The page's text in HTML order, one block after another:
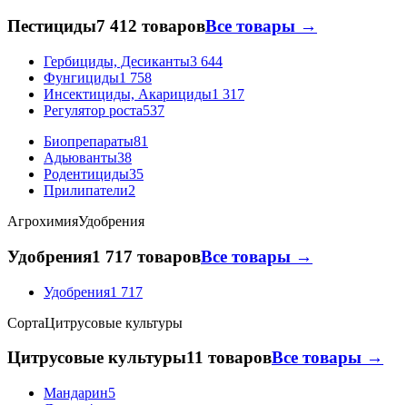
Пестициды7 412 товаровВсе товары →
Гербициды, Десиканты3 644
Фунгициды1 758
Инсектициды, Акарициды1 317
Регулятор роста537
Биопрепараты81
Адьюванты38
Родентициды35
Прилипатели2
АгрохимияУдобрения
Удобрения1 717 товаровВсе товары →
Удобрения1 717
СортаЦитрусовые культуры
Цитрусовые культуры11 товаровВсе товары →
Мандарин5